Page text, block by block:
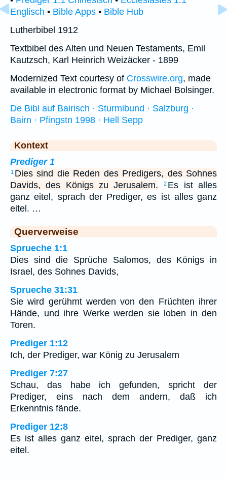
Englisch • Bible Apps • Bible Hub
Lutherbibel 1912
Textbibel des Alten und Neuen Testaments, Emil
Kautzsch, Karl Heinrich Weizäcker - 1899
Modernized Text courtesy of Crosswire.org, made
available in electronic format by Michael Bolsinger.
De Bibl auf Bairisch · Sturmibund · Salzburg ·
Bairn · Pfingstn 1998 · Hell Sepp
Kontext
Prediger 1
1 Dies sind die Reden des Predigers, des Sohnes
Davids, des Königs zu Jerusalem.
2 Es ist alles
ganz eitel, sprach der Prediger, es ist alles ganz
eitel. …
Querverweise
Sprueche 1:1
Dies sind die Sprüche Salomos, des Königs in
Israel, des Sohnes Davids,
Sprueche 31:31
Sie wird gerühmt werden von den Früchten ihrer
Hände, und ihre Werke werden sie loben in den
Toren.
Prediger 1:12
Ich, der Prediger, war König zu Jerusalem
Prediger 7:27
Schau, das habe ich gefunden, spricht der
Prediger, eins nach dem andern, daß ich
Erkenntnis fände.
Prediger 12:8
Es ist alles ganz eitel, sprach der Prediger, ganz
eitel.